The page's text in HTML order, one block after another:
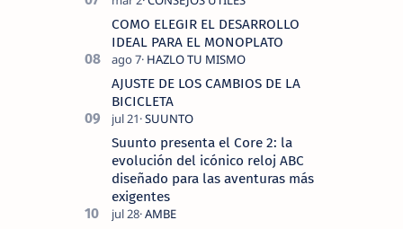
COMO ELEGIR EL DESARROLLO
IDEAL PARA EL MONOPLATO
AJUSTE DE LOS CAMBIOS DE LA
BICICLETA
Suunto presenta el Core 2: la
evolución del icónico reloj ABC
diseñado para las aventuras más
exigentes